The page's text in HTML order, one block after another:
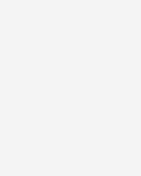
bei einem
in der
Lebensdosis für UV-
somit gut geeignet,
maligne
eine kurative